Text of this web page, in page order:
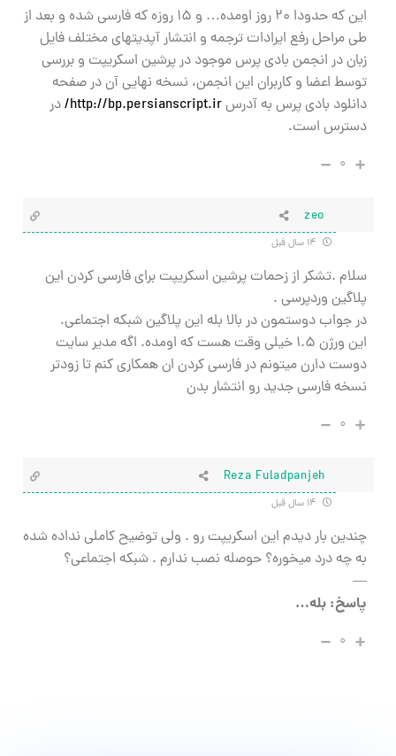
این که حدودا ۲۰ روز اومده… و ۱۵ روزه که فارسی شده و بعد از
طی مراحل رفع ایرادات ترجمه و انتشار آپدیتهای مختلف فایل
زبان در انجمن بادی پرس موجود در پرشین اسکریپت و بررسی
توسط اعضا و کاربران این انجمن، نسخه نهایی آن در صفحه
دانلود بادی پرس به آدرس http://bp.persianscript.ir/ در
دسترس است.
۰
zeo
سلام .تشکر از زحمات پرشین اسکریپت برای فارسی کردن این
پلاگین وردپرسی .
در جواب دوستمون در بالا بله این پلاگین شبکه اجتماعی.
این ورژن ۱.۵ خیلی وقت هست که اومده. اگه مدیر سایت
دوست دارن میتونم در فارسی کردن ان همکاری کنم تا زودتر
نسخه فارسی جدید رو انتشار بدن
۰
Reza Fuladpanjeh
چندین بار دیدم این اسکریپت رو . ولی توضیح کاملی نداده شده
به چه درد میخوره؟ حوصله نصب ندارم . شبکه اجتماعی؟
—
پاسخ: بله…
۰